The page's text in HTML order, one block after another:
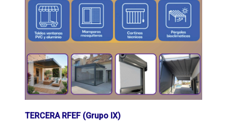
TERCERA RFEF (Grupo IX)